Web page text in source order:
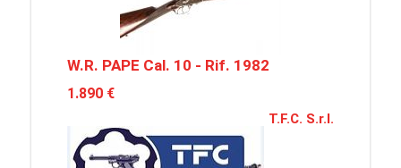
W.R. PAPE Cal. 10 - Rif. 1982
1.890 €
T.F.C. S.r.l.